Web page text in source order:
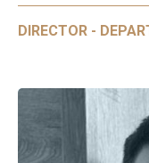
DIRECTOR -